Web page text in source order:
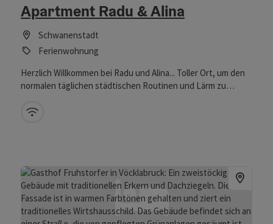
einladen. Die moderne, neu ausgestattete Küche lässt keine
Wünsche offen und geht harmonisch in den offenen Wohn-
und Essbereich über – ein perfekter Ort für gemeinsame
Stunden.
Apartment Radu & Alina
Schwanenstadt
Ferienwohnung
Herzlich Willkommen bei Radu und Alina... Toller Ort, um den
normalen täglichen städtischen Routinen und Lärm zu
besuchst, bist du beu uns richtig.
W-Lan (kostenlos)